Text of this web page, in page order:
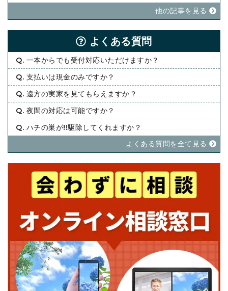
他の記事を⾒る
よくある質問
Q. 一本からでも受付対応いただけますか？
Q. 支払いは現金のみですか？
Q. 遠方の実家を見てもらえますか？
Q. 夜間の対応は可能ですか？
Q. ハチの巣が!!駆除してくれますか？
よくある質問を全て⾒る